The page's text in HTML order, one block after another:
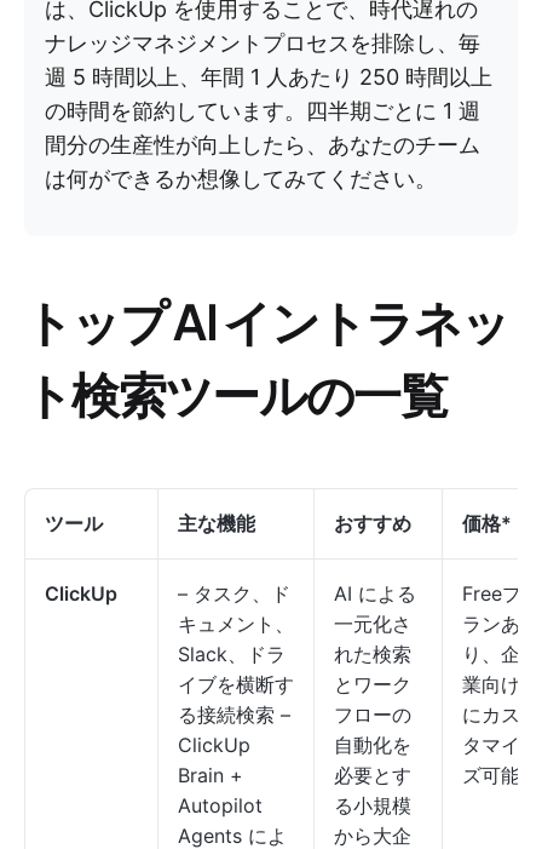
は、ClickUp を使用することで、時代遅れの
ナレッジマネジメントプロセスを排除し、毎
週 5 時間以上、年間 1 人あたり 250 時間以上
の時間を節約しています。四半期ごとに 1 週
間分の生産性が向上したら、あなたのチーム
は何ができるか想像してみてください。
トップ AI イントラネッ
ト検索ツールの一覧
ツール 主な機能 おすすめ 価格*
ClickUp
– タスク、ド
キュメント、
Slack、ドラ
イブを横断す
る接続検索 –
ClickUp
Brain +
Autopilot
Agents によ
AI による
一元化さ
れた検索
とワーク
フローの
自動化を
必要とす
る小規模
から大企
Freeプ
ランあ
り、企
業向け
にカス
タマイ
ズ可能